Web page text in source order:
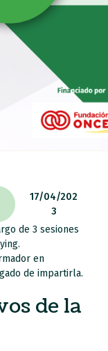
17/04/202
3
de 3 sesiones
en
de impartirla.
de la